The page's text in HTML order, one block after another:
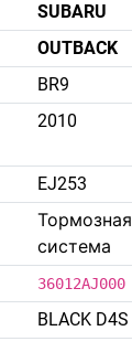
SUBARU
OUTBACK
BR9
2010
EJ253
Тормозная
система
36012AJ000
BLACK D4S